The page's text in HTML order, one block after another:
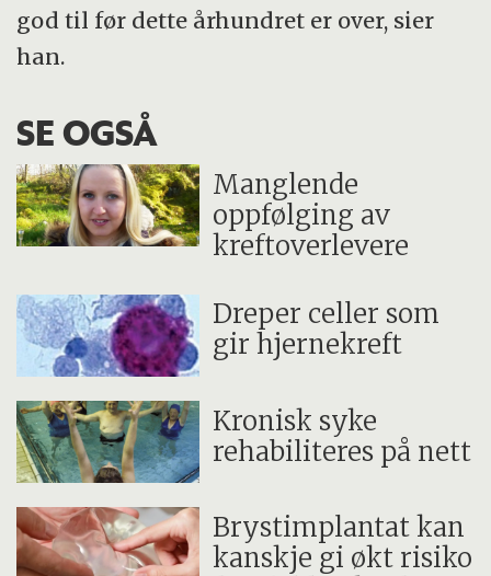
god til før dette århundret er over, sier
han.
SE OGSÅ
Manglende
oppfølging av
kreftoverlevere
Dreper celler som
gir hjernekreft
Kronisk syke
rehabiliteres på nett
Brystimplantat kan
kanskje gi økt risiko